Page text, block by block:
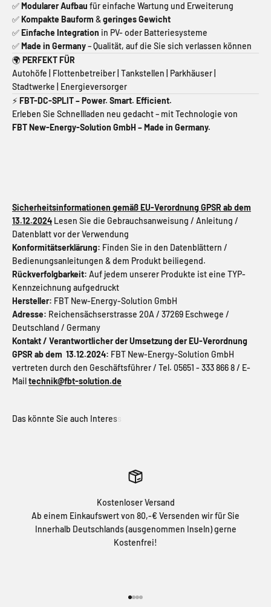
✅Modularer Aufbau für einfache Wartung und Erweiterung
✅Kompakte Bauform &geringes Gewicht
✅Einfache Integration in PV- oder Batteriesysteme
✅Made in Germany– Qualität, auf die Sie sich verlassen können
🌍 PERFEKT FÜR
Autohöfe | Flottenbetreiber | Tankstellen | Parkhäuser |
Stadtwerke | Energieversorger
⚡ FBT-DC-SPLIT – Power. Smart. Efficient.
Erleben Sie Schnellladen neu gedacht – mit Technologie von
FBT New-Energy-Solution GmbH – Made in Germany.
Sicherheitsinformationen gemäß EU-Verordnung GPSR ab dem
13.12.2024 Lesen Sie die Gebrauchsanweisung / Anleitung /
Datenblatt vor der Verwendung
Konformitätserklärung: Finden Sie in den Datenblättern /
Bedienungsanleitungen & dem Produkt beiliegend.
Rückverfolgbarkeit: Auf jedem unserer Produkte ist eine TYP-
Kennzeichnung aufgedruckt
Hersteller: FBT New-Energy-Solution GmbH
Adresse: Reichensächserstrasse 20A / 37269 Eschwege /
Deutschland / Germany
Kontakt / Verantwortlicher der Umsetzung der EU-Verordnung
GPSR ab dem 13.12.2024: FBT New-Energy-Solution GmbH
vertreten durch den Geschäftsführer / Tel. 05651 - 333 866 8 / E-
Mailtechnik@fbt-solution.de
Kostenloser Versand
Ab einem Einkaufswert von 80,-€ Versenden wir für Sie
Innerhalb Deutschlands (ausgenommen Inseln) gerne
Kostenfrei!